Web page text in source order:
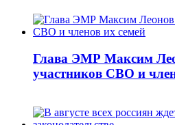
Глава ЭМР Максим
участников СВО и